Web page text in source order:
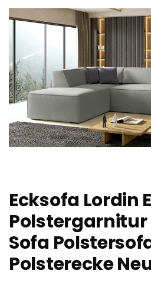
Ecksofa Lordin
Polstergarnitur
Sofa
Polsterecke